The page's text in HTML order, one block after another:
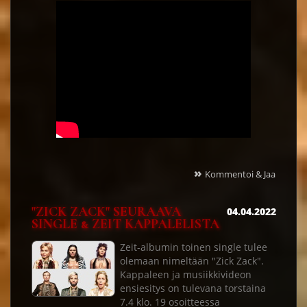
» Kommentoi & Jaa
"ZICK ZACK" SEURAAVA
SINGLE & ZEIT KAPPALELISTA
04.04.2022
Zeit-albumin toinen single tulee
olemaan nimeltään "Zick Zack".
Kappaleen ja musiikkivideon
ensiesitys on tulevana torstaina
7.4 klo. 19 osoitteessa